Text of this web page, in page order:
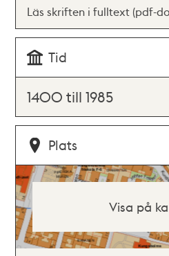
Läs skriften i fulltext (pdf-
Tid
1400 till 1985
Plats
Visa på